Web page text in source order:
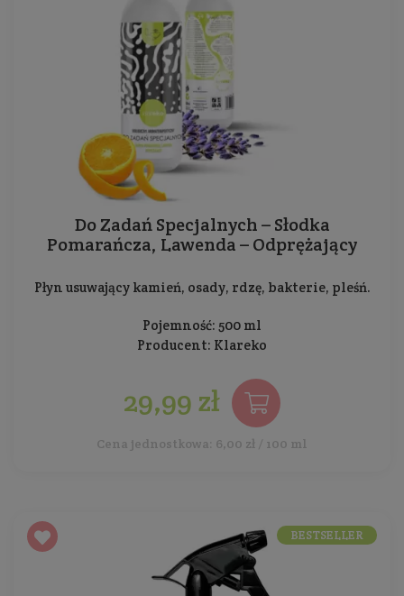
Do Zadań Specjalnych – Słodka
Pomarańcza, Lawenda – Odprężający
Płyn usuwający kamień, osady, rdzę, bakterie, pleśń.
Pojemność: 500 ml
Producent: Klareko
29,99 zł
Cena jednostkowa: 6,00 zł / 100 ml
BESTSELLER